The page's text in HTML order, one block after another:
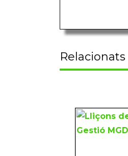
Relacionats